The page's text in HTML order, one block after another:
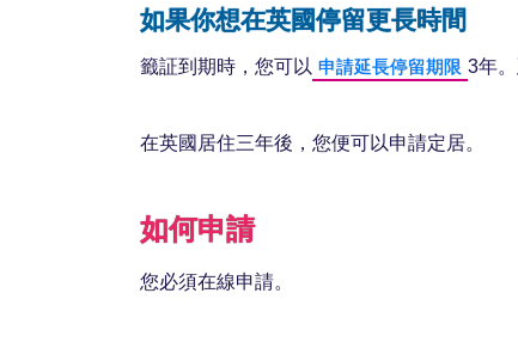
如果你想在英國停留更長時間
籤証到期時，您可以 申請延長停留期限 3年
在英國居住三年後，您便可以申請定居。
如何申請
您必須在線申請。